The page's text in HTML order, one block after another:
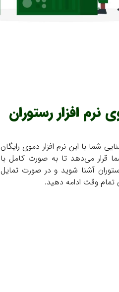
نرم افزار رستوران
شما با این نرم افزار دموی رایگان
قرار می‌دهد تا به صورت کامل با
آشنا شوید و در صورت تمایل
تمام وقت ادامه دهید.